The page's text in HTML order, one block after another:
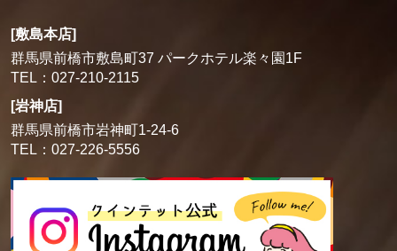
[敷島本店]
群馬県前橋市敷島町37 パークホテル楽々園1F
TEL：027-210-2115
[岩神店]
群馬県前橋市岩神町1-24-6
TEL：027-226-5556